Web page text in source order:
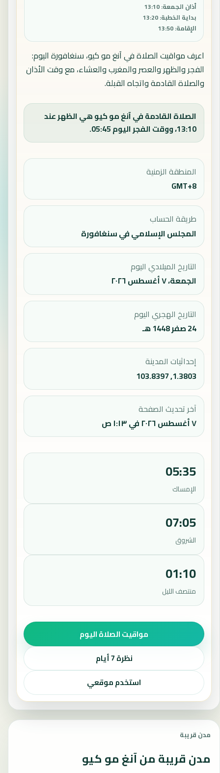
أذان الجمعة:
13:10
بداية الخطبة:
13:20
الإقامة:
13:50
اعرف مواقيت الصلاة في آنغ مو كيو، سنغافورة اليوم:
الفجر والظهر والعصر والمغرب والعشاء، مع وقت الأذان
والصلاة القادمة واتجاه القبلة.
الصلاة القادمة في آنغ مو كيو هي الظهر عند
13:10، ووقت الفجر اليوم 05:45.
المنطقة الزمنية
GMT+8
طريقة الحساب
المجلس الإسلامي في سنغافورة
التاريخ الميلادي اليوم
الجمعة، ٧ أغسطس ٢٠٢٦
التاريخ الهجري اليوم
24 صفر 1448 هـ
إحداثيات المدينة
1.3803, 103.8397
آخر تحديث الصفحة
٧ أغسطس ٢٠٢٦ في ١:١٣ ص
05:35
الإمساك
07:05
الشروق
01:10
منتصف الليل
مواقيت الصلاة اليوم
نظرة 7 أيام
استخدم موقعي
مدن قريبة
مدن قريبة من آنغ مو كيو